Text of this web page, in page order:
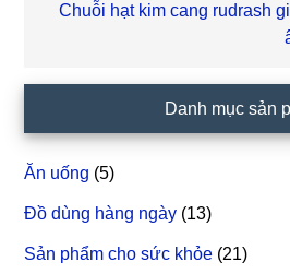
Bài
Chuỗi hạt kim cang rudrash
chính
Danh mục sản
Ăn uống (5)
Đồ dùng hàng ngày (13)
Sản phẩm cho sức khỏe (21)